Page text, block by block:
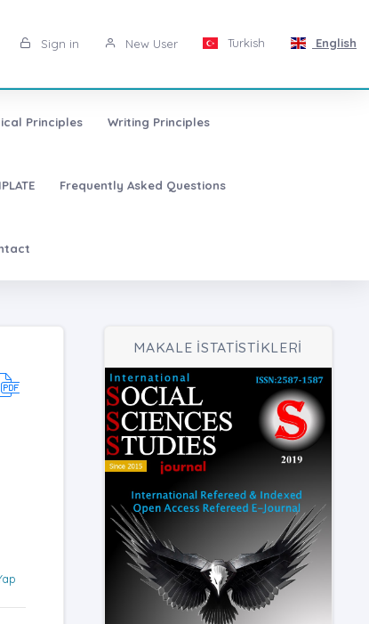
Sign in New User Turkish English
Principles Writing Principles
Frequently Asked Questions
MAKALE İSTATİSTİKLERİ